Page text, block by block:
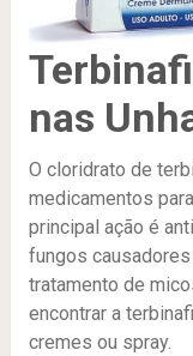
nas
O cloridrato de
medicamentos
principal ação é
fungos
tratamento de
encontrar a
cremes ou spray.